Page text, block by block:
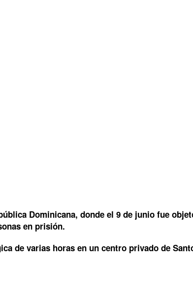
Dominicana, donde el 9 de junio fue
en prisión.
de varias horas en un centro privado de